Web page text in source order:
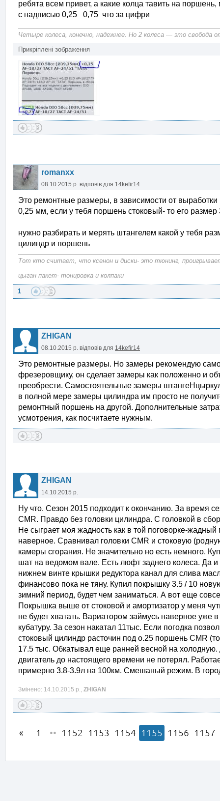
ребята всем привет, а какие колца тавить на
с надписью 0,25 0,75 что за цифри
Четыре колеса, конечно, надежнее. Но 2 колеса — это свобода
Прикріплені зображення
romanxx
08.10.2015 р. відповів для 14kefir14
Это ремонтные размеры, в зависимости от
0,25 мм, если у тебя поршень стоковый- то его
нужно разбирать и мерять штангелем какой у тебя
цилиндр и поршень
Тот кто считает, что ксенон и диски- это тюнинг,
цыган пакет- тонировка и колпаки
1
ZHIGAN
08.10.2015 р. відповів для 14kefir14
Это ремонтные размеры. Но замеры рекомендую
фрезеровщику, он сделает замеры как положенно и
преобрести. Самостоятельные замеры
в полной мере замеры цилиндра им просто не
ремонтный поршень на другой. Дополнительные
усмотрения, как посчитаете нужным.
ZHIGAN
14.10.2015 р.
Ну что. Сезон 2015 подходит к окончанию. За время
CMR. Правдо без головки цилиндра. С головкой в
Не сыграет моя жадность как в той поговорке-
наверное. Сравнивал головки CMR и стоковую
камеры сгорания. Не значительно но есть немного.
шат на ведомом вале. Есть люфт заднего колеса. Да
нижнем винте крышки редуктора канал для слива
финансово пока не тяну. Купил покрышку 3.5 / 10
зимний период, будет чем заниматься. А вот еще
Покрышка выше от стоковой и амортизатор у меня
не будет хватать. Вариатором займусь наверное уже
кубатуру. За сезон накатал 11тыс. Если погодка
стоковый цилиндр расточин под о.25 поршень CMR
17.5 тыс. Обкатывал еще ранней весной на
двигатель до настоящего времени не потерял.
примерно 3.8-3.9л на 100км. Смешаный режим. В
Змінено: 14.10.2015 р., ZHIGAN
1 •• 1152 1153 1154 1155 1156 1157